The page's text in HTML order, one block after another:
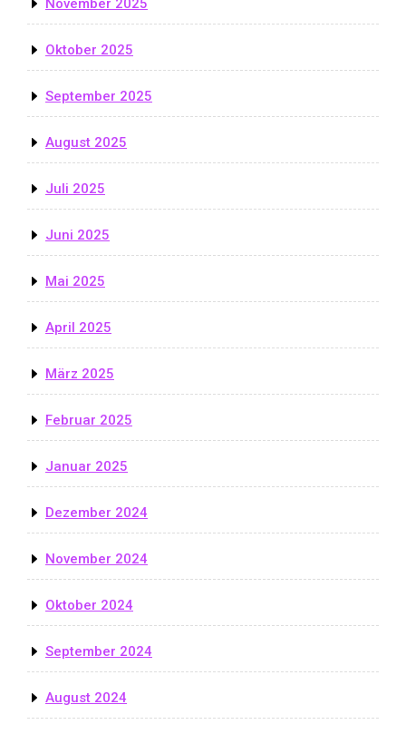
Oktober 2025
September 2025
August 2025
Juli 2025
Juni 2025
Mai 2025
April 2025
März 2025
Februar 2025
Januar 2025
Dezember 2024
November 2024
Oktober 2024
September 2024
August 2024